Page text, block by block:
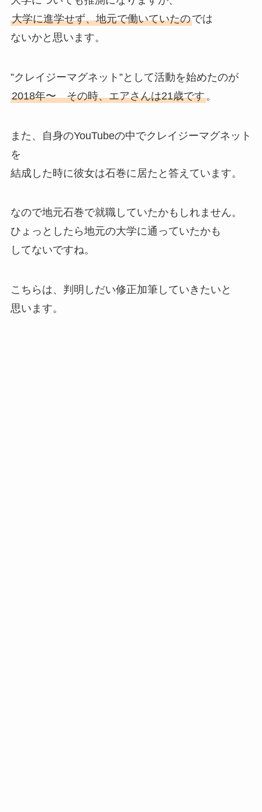
大学に進学せず、地元で働いていたのでは
ないかと思います。
”クレイジーマグネット”として活動を始めたのが
2018年〜 その時、エアさんは21歳です。
また、自身のYouTubeの中でクレイジーマグネット
を
結成した時に彼女は石巻に居たと答えています。
なので地元石巻で就職していたかもしれません。
ひょっとしたら地元の大学に通っていたかも
してないですね。
こちらは、判明しだい修正加筆していきたいと
思います。